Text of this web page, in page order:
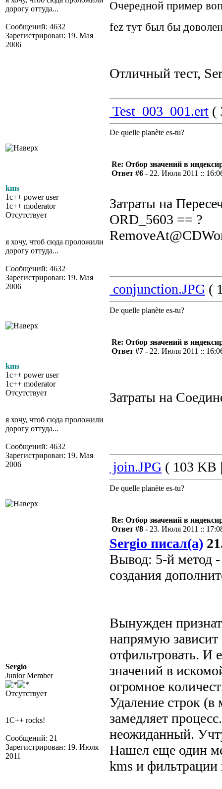
дорогу оттуда...
Сообщений: 4632
Зарегистрирован: 19. Мая
2006
Очередной пример
fez тут был бы
Отличный тест,
Test_003_001.ert (
De quelle planète es-tu?
kms
1c++ power user
1c++ moderator
Отсутствует
я хочу, чтоб сюда проложили
дорогу оттуда...
Сообщений: 4632
Зарегистрирован: 19. Мая
2006
Re: Отбор значений в
Ответ #6 - 22. Июля 2011 ::
Затраты на
ORD_5603 == ?
conjunction.JPG (
De quelle planète es-tu?
kms
1c++ power user
1c++ moderator
Отсутствует
я хочу, чтоб сюда проложили
дорогу оттуда...
Сообщений: 4632
Зарегистрирован: 19. Мая
2006
Re: Отбор значений в
Ответ #7 - 22. Июля 2011 ::
Затраты на
join.JPG ( 103 KB
De quelle planète es-tu?
Sergio
Junior Member
Отсутствует
1C++ rocks!
Сообщений: 21
Зарегистрирован: 19. Июля
2011
Re: Отбор значений в
Ответ #8 - 23. Июля 2011 ::
Sergio писал(а)
Вывод: 5-й метод -
создания
Вынужден
напрямую зависит
отфильтровать. И
значений в
огромное
Удаление строк
замедляет
неожиданный.
Нашел еще один
kms и фильтрации